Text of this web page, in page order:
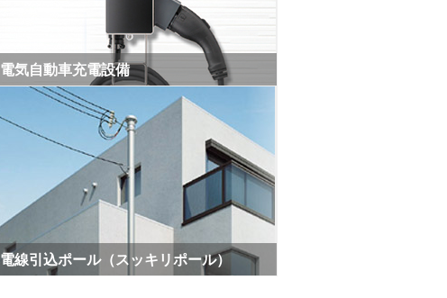
電気自動車充電設備
電線引込ポール（スッキリポール）